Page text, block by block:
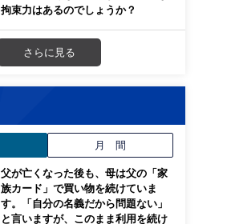
拘束力はあるのでしょうか？
さらに見る
月 間
父が亡くなった後も、母は父の「家
族カード」で買い物を続けていま
す。「自分の名義だから問題ない」
と言いますが、このまま利用を続け